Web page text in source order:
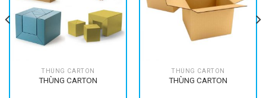
THÙNG CARTON
THÙNG CARTON
THÙNG CARTON
THÙNG CARTON